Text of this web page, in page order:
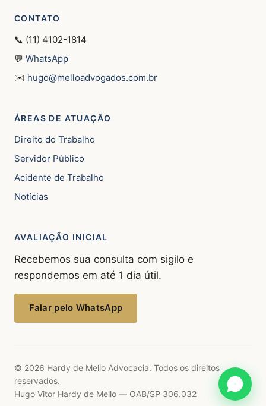
CONTATO
📞 (11) 4102-1814
💬 WhatsApp
✉️ hugo@melloadvogados.com.br
ÁREAS DE ATUAÇÃO
Direito do Trabalho
Servidor Público
Acidente de Trabalho
Notícias
AVALIAÇÃO INICIAL
Recebemos sua consulta com sigilo e
respondemos em até 1 dia útil.
Falar pelo WhatsApp
© 2026 Hardy de Mello Advocacia. Todos os direitos
reservados.
Hugo Vitor Hardy de Mello — OAB/SP 306.032